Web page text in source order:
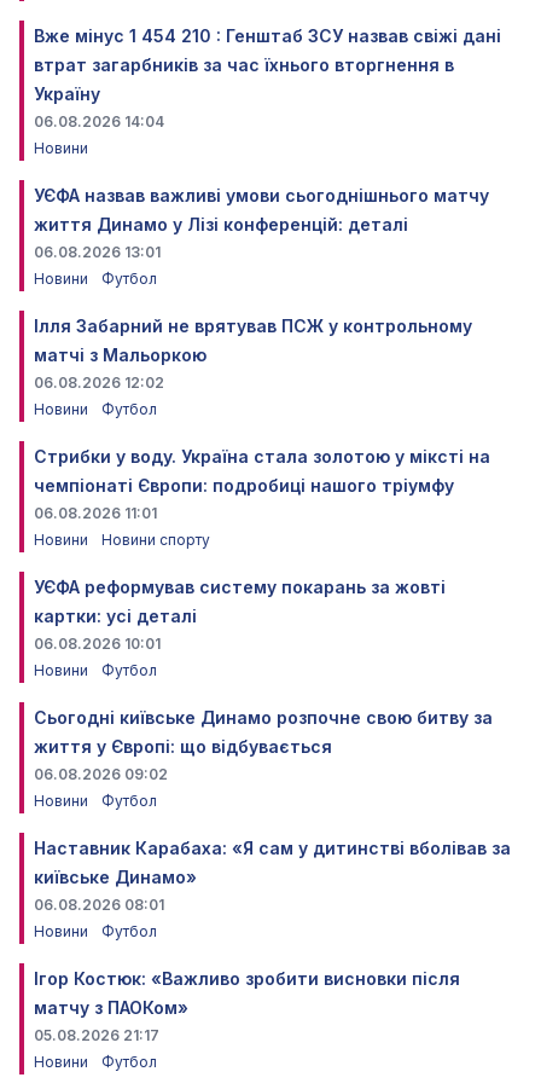
Вже мінус 1 454 210 : Генштаб ЗСУ назвав свіжі дані
втрат загарбників за час їхнього вторгнення в
Україну
06.08.2026 14:04
Новини
УЄФА назвав важливі умови сьогоднішнього матчу
життя Динамо у Лізі конференцій: деталі
06.08.2026 13:01
Новини
Футбол
Ілля Забарний не врятував ПСЖ у контрольному
матчі з Мальоркою
06.08.2026 12:02
Новини
Футбол
Стрибки у воду. Україна стала золотою у міксті на
чемпіонаті Європи: подробиці нашого тріумфу
06.08.2026 11:01
Новини
Новини спорту
УЄФА реформував систему покарань за жовті
картки: усі деталі
06.08.2026 10:01
Новини
Футбол
Сьогодні київське Динамо розпочне свою битву за
життя у Європі: що відбувається
06.08.2026 09:02
Новини
Футбол
Наставник Карабаха: «Я сам у дитинстві вболівав за
київське Динамо»
06.08.2026 08:01
Новини
Футбол
Ігор Костюк: «Важливо зробити висновки після
матчу з ПАОКом»
05.08.2026 21:17
Новини
Футбол